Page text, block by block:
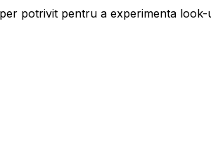
potrivit pentru a experimenta